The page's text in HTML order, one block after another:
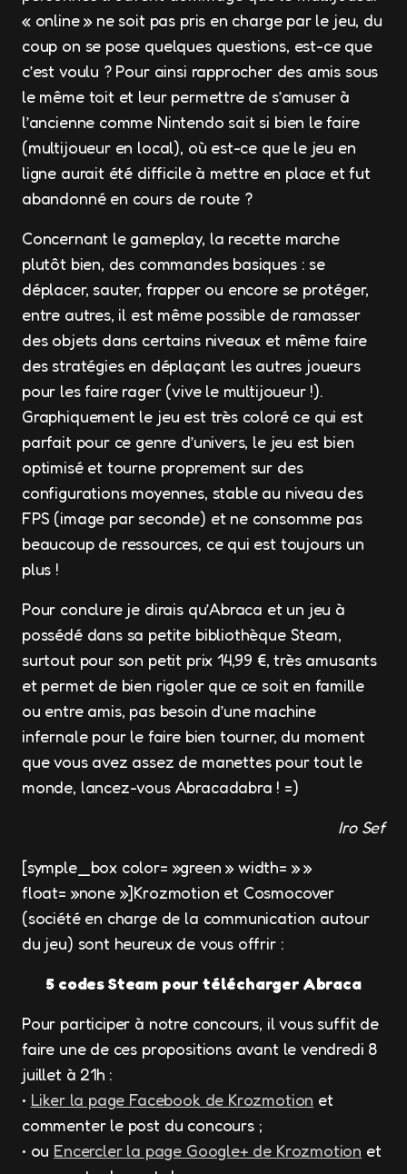
« online » ne soit pas pris en charge par le jeu, du
coup on se pose quelques questions, est-ce que
c’est voulu ? Pour ainsi rapprocher des amis sous
le même toit et leur permettre de s’amuser à
l’ancienne comme Nintendo sait si bien le faire
(multijoueur en local), où est-ce que le jeu en
ligne aurait été difficile à mettre en place et fut
abandonné en cours de route ?
Concernant le gameplay, la recette marche
plutôt bien, des commandes basiques : se
déplacer, sauter, frapper ou encore se protéger,
entre autres, il est même possible de ramasser
des objets dans certains niveaux et même faire
des stratégies en déplaçant les autres joueurs
pour les faire rager (vive le multijoueur !).
Graphiquement le jeu est très coloré ce qui est
parfait pour ce genre d’univers, le jeu est bien
optimisé et tourne proprement sur des
configurations moyennes, stable au niveau des
FPS (image par seconde) et ne consomme pas
beaucoup de ressources, ce qui est toujours un
plus !
Pour conclure je dirais qu’Abraca et un jeu à
possédé dans sa petite bibliothèque Steam,
surtout pour son petit prix 14,99 €, très amusants
et permet de bien rigoler que ce soit en famille
ou entre amis, pas besoin d’une machine
infernale pour le faire bien tourner, du moment
que vous avez assez de manettes pour tout le
monde, lancez-vous Abracadabra ! =)
Iro Sef
[symple_box color= »green » width= » »
float= »none »]Krozmotion et Cosmocover
(société en charge de la communication autour
du jeu) sont heureux de vous offrir :
5 codes Steam pour télécharger Abraca
Pour participer à notre concours, il vous suffit de
faire une de ces propositions avant le vendredi 8
juillet à 21h :
• Liker la page Facebook de Krozmotion et
commenter le post du concours ;
• ou Encercler la page Google+ de Krozmotion et